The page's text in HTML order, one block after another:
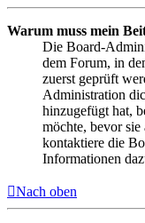
Warum muss mein
Die Board-
dem Forum, in
zuerst geprüft
Administration
hinzugefügt hat,
möchte, bevor
kontaktiere die
Informationen
Nach oben